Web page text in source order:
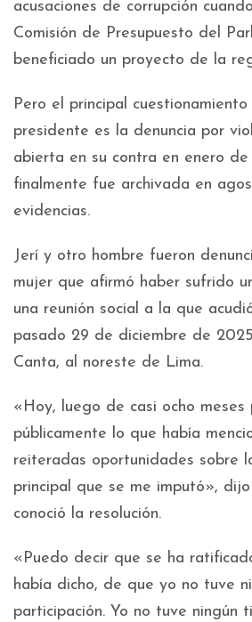
acusaciones de corrupción
Comisión de Presupuesto del
beneficiado un proyecto de la
Pero el principal
presidente es la denuncia por
abierta en su contra en enero
finalmente fue archivada en
evidencias.
Jerí y otro hombre fueron
mujer que afirmó haber sufrido
una reunión social a la que
pasado 29 de diciembre de
Canta, al noreste de Lima.
«Hoy, luego de casi ocho meses
públicamente lo que había
reiteradas oportunidades sobre
principal que se me imputó»,
conoció la resolución.
«Puedo decir que se ha
había dicho, de que yo no tuve
participación. Yo no tuve ningún